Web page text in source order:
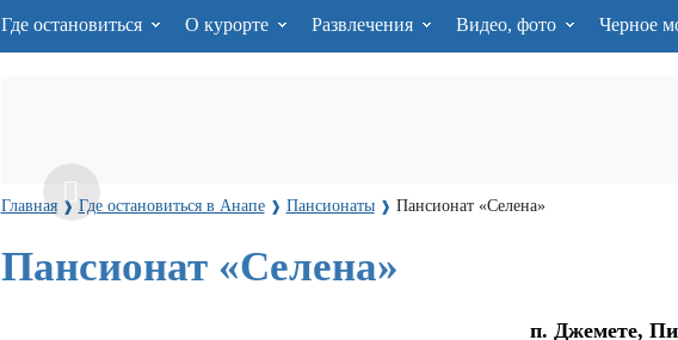
Где остановиться О курорте Развлечения Видео, фото Черное
Главная ❱ Где остановиться в Анапе ❱ Пансионаты ❱ Пансионат «Селена»
Пансионат «Селена»
п. Джемете,